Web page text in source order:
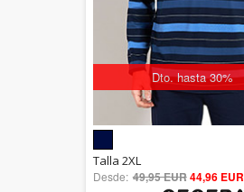
Dto. hasta 30%
out of 5
Talla 2XL
Desde: 49,95 EUR44,96 EUR